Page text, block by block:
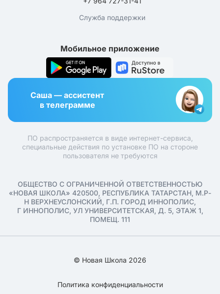
Служба поддержки
Мобильное приложение
Саша — ассистент
в телеграмме
ПО распространяется в виде интернет-сервиса,
специальные действия по установке ПО на стороне
пользователя не требуются
ОБЩЕСТВО С ОГРАНИЧЕННОЙ ОТВЕТСТВЕННОСТЬЮ
«НОВАЯ ШКОЛА» 420500, РЕСПУБЛИКА ТАТАРСТАН, М.Р-
Н ВЕРХНЕУСЛОНСКИЙ, Г.П. ГОРОД ИННОПОЛИС,
Г ИННОПОЛИС, УЛ УНИВЕРСИТЕТСКАЯ, Д. 5, ЭТАЖ 1,
ПОМЕЩ. 111
© Новая Школа 2026
Политика конфиденциальности